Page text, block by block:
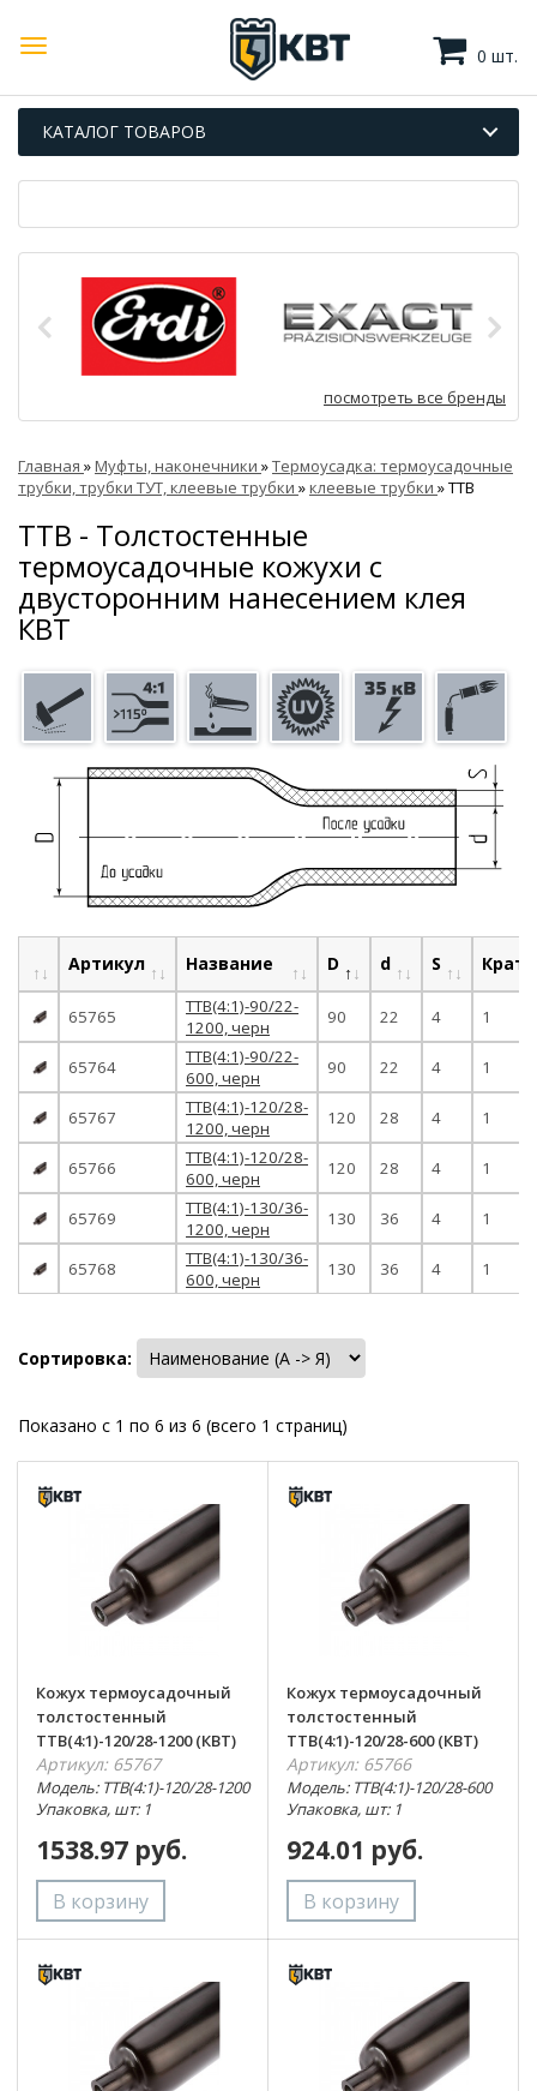
0 шт.
КАТАЛОГ ТОВАРОВ
посмотреть все бренды
Главная »Муфты, наконечники »Термоусадка: термоусадочные
трубки, трубки ТУТ, клеевые трубки »клеевые трубки »ТТВ
ТТВ - Толстостенные
термоусадочные кожухи с
двусторонним нанесением клея
КВТ
Артикул Название D d S
65765
ТТВ(4:1)-90/22-
1200, черн
90 22 4 1
65764
ТТВ(4:1)-90/22-
600, черн
90 22 4 1
65767
ТТВ(4:1)-120/28-
1200, черн
120 28 4 1
65766
ТТВ(4:1)-120/28-
600, черн
120 28 4 1
65769
ТТВ(4:1)-130/36-
1200, черн
130 36 4 1
65768
ТТВ(4:1)-130/36-
600, черн
130 36 4 1
Сортировка:
Показано с 1 по 6 из 6 (всего 1 страниц)
Кожух термоусадочный
толстостенный
ТТВ(4:1)-120/28-1200 (КВТ)
Артикул: 65767
Модель: ТТВ(4:1)-120/28-1200
Упаковка, шт: 1
1538.97 руб.
Кожух термоусадочный
толстостенный
ТТВ(4:1)-120/28-600 (КВТ)
Артикул: 65766
Модель: ТТВ(4:1)-120/28-600
Упаковка, шт: 1
924.01 руб.